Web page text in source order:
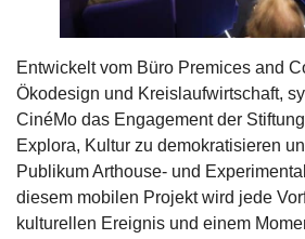
Entwickelt vom Büro Premices and
Ökodesign und Kreislaufwirtschaft,
CinéMo das Engagement der
Explora, Kultur zu demokratisieren
Publikum Arthouse- und
diesem mobilen Projekt wird jede
kulturellen Ereignis und einem